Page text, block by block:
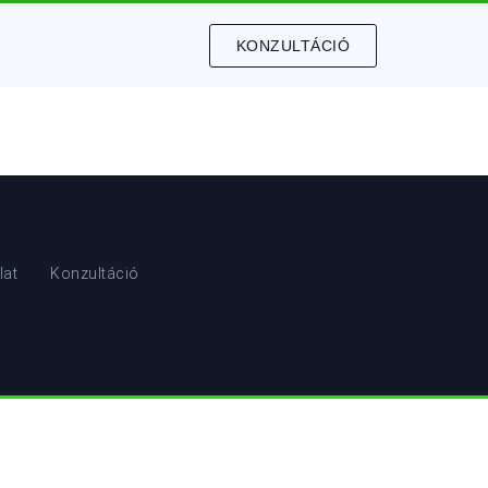
KONZULTÁCIÓ
Konzultáció